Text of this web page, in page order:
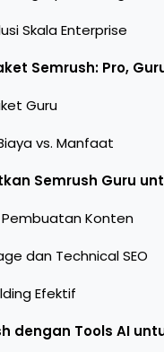
Skala Enterprise
Semrush: Pro,
Guru
vs. Manfaat
Semrush Guru
Konten
dan Technical SEO
Efektif
dengan Tools AI